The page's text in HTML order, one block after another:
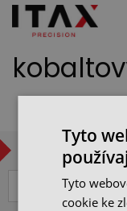
Tyto
Tyto
cookie ke